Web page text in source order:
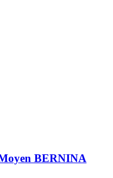
BERNINA